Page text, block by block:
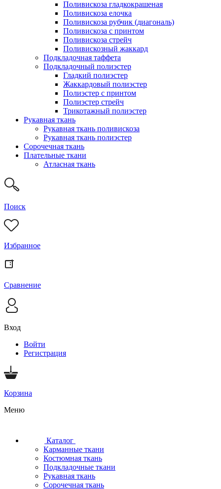
Поливискоза гладкокрашеная
Поливискоза елочка
Поливискоза рубчик (диагональ)
Поливискоза с принтом
Поливискоза стрейч
Поливискозный жаккард
Подкладочная таффета
Подкладочный полиэстер
Гладкий полиэстер
Жаккардовый полиэстер
Полиэстер с принтом
Полиэстер стрейч
Трикотажный полиэстер
Рукавная ткань
Рукавная ткань поливискоза
Рукавная ткань полиэстер
Сорочечная ткань
Плательные ткани
Атласная ткань
Поиск
Избранное
Сравнение
Вход
Войти
Регистрация
Корзина
Меню
Каталог
Карманные ткани
Костюмная ткань
Подкладочные ткани
Рукавная ткань
Сорочечная ткань